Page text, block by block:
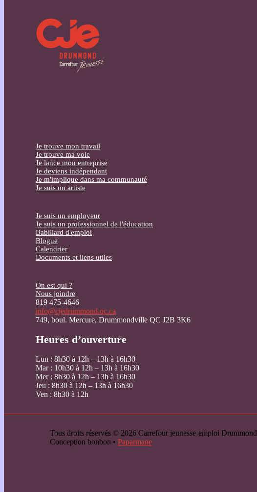
Je trouve mon travail
Je trouve ma voie
Je lance mon entreprise
Je deviens indépendant
Je m'implique dans ma communauté
Je suis un artiste
Je suis un employeur
Je suis un professionnel de l'éducation
Babillard d'emploi
Blogue
Calendrier
Documents et liens utiles
On est qui ?
Nous joindre
819 475-4646
info@cjedrummond.qc.ca
749, boul. Mercure, Drummondville QC J2B 3K6
Heures d’ouverture
Lun : 8h30 à 12h – 13h à 16h30
Mar : 10h30 à 12h – 13h à 16h30
Mer : 8h30 à 12h – 13h à 16h30
Jeu : 8h30 à 12h – 13h à 16h30
Ven : 8h30 à 12h
Tous droits réservés © 2026 Carrefour jeunesse-emploi Drummond
Conception bonbon • Paparmane